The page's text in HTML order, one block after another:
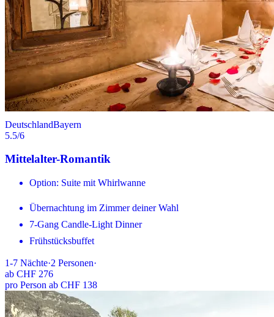
DeutschlandBayern
5.5/6
Mittelalter-Romantik
Option: Suite mit Whirlwanne
Übernachtung im Zimmer deiner Wahl
7-Gang Candle-Light Dinner
Frühstücksbuffet
1-7 Nächte·2 Personen·
ab CHF 276
pro Person ab CHF 138